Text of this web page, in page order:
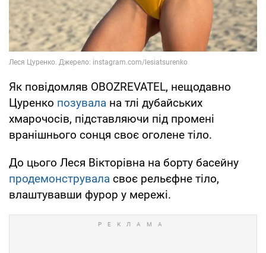
Як повідомляв OBOZREVATEL, нещодавно
Цуренко позувала на тлі дубайських
хмарочосів, підставляючи під промені
вранішнього сонця своє оголене тіло.
До цього Леся Вікторівна на борту басейну
продемонструвала своє рельєфне тіло,
влаштувавши фурор у мережі.